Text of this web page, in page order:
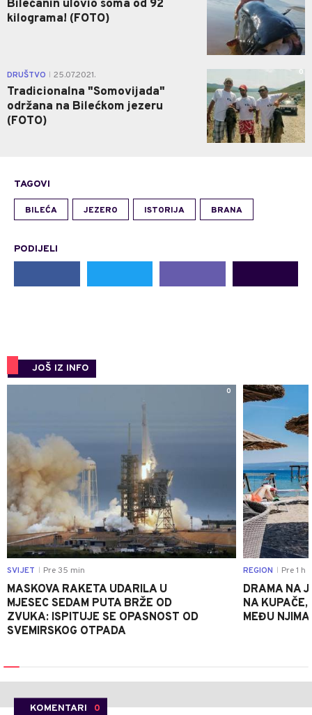
Bilećanin ulovio soma od 92
kilograma! (FOTO)
DRUŠTVO 25.07.2021.
Tradicionalna "Somovijada"
održana na Bilećkom jezeru
(FOTO)
0
TAGOVI
BILEĆA JEZERO ISTORIJA BRANA
PODIJELI
JOŠ IZ INFO
0
SVIJET Pre 35 min
MASKOVA RAKETA UDARILA U
MJESEC SEDAM PUTA BRŽE OD
ZVUKA: ISPITUJE SE OPASNOST OD
SVEMIRSKOG OTPADA
REGION Pre 1 h
DRAMA NA
NA
MEĐU NJIMA
KOMENTARI 0